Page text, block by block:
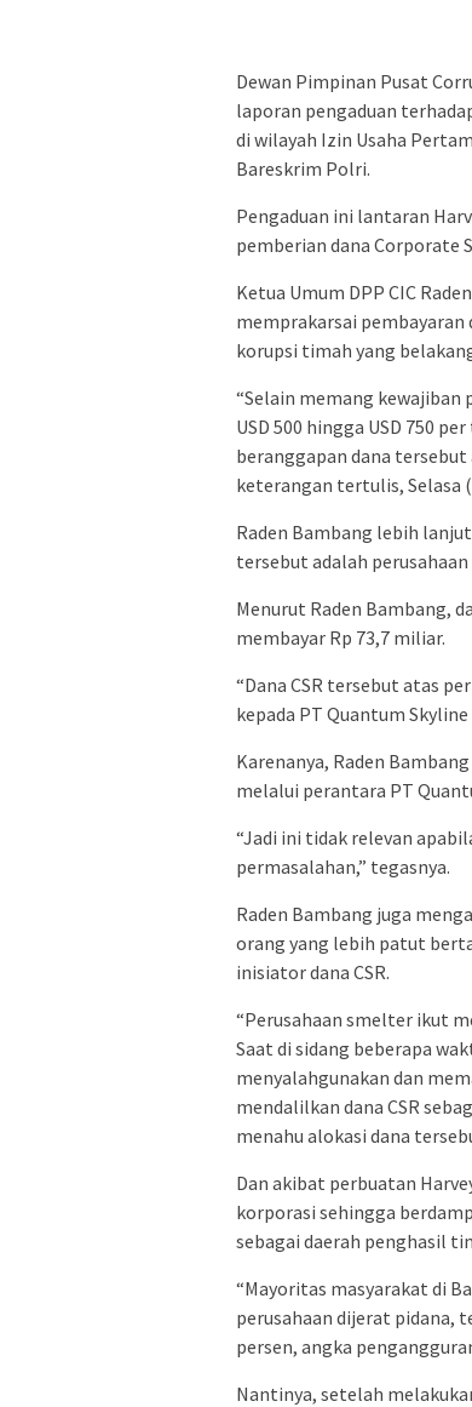
Dewan Pimpinan Pusat
laporan pengaduan
di wilayah Izin Usaha
Bareskrim Polri.
Pengaduan ini lantaran
pemberian dana Corporate
Ketua Umum DPP CIC
memprakarsai pembayaran
korupsi timah yang
“Selain memang kewajiban
USD 500 hingga USD 750
beranggapan dana tersebut
keterangan tertulis, Selasa
Raden Bambang lebih
tersebut adalah
Menurut Raden Bambang,
membayar Rp 73,7 miliar.
“Dana CSR tersebut atas
kepada PT Quantum
Karenanya, Raden
melalui perantara PT
“Jadi ini tidak relevan
permasalahan,” tegasnya.
Raden Bambang juga
orang yang lebih patut
inisiator dana CSR.
“Perusahaan smelter ikut
Saat di sidang beberapa
menyalahgunakan dan
mendalilkan dana CSR
menahu alokasi dana
Dan akibat perbuatan
korporasi sehingga
sebagai daerah penghasil
“Mayoritas masyarakat di
perusahaan dijerat pidana,
persen, angka
Nantinya, setelah